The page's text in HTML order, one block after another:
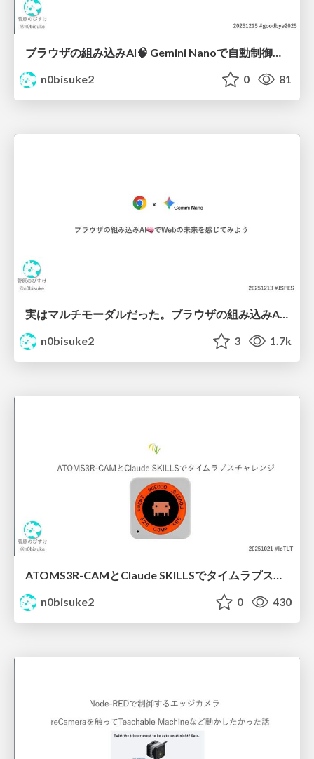
ブラウザの組み込みAI🧠 Gemini Nanoで自動制御チャレンジ #goodbye2025
n0bisuke2
0 81
n0bisuke2
3 1.7k
ATOMS3R-CAMとClaude SKILLSでタイムラプスチャレンジ #iotlt
n0bisuke2
0 430